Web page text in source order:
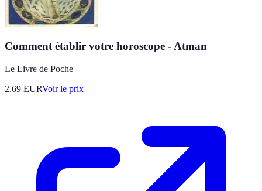
Comment établir votre horoscope - Atman
Le Livre de Poche
2.69 EURVoir le prix